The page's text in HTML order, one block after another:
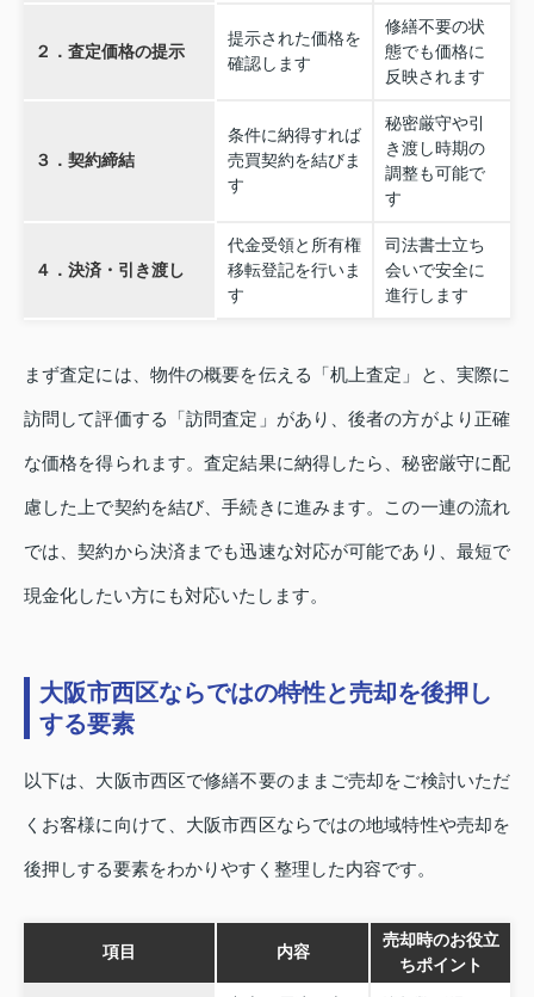
２．査定価格の提示
提示された価格を
確認します
修繕不要の状
態でも価格に
反映されます
３．契約締結
条件に納得すれば
売買契約を結びま
す
秘密厳守や引
き渡し時期の
調整も可能で
す
４．決済・引き渡し
代金受領と所有権
移転登記を行いま
す
司法書士立ち
会いで安全に
進行します
まず査定には、物件の概要を伝える「机上査定」と、実際に
訪問して評価する「訪問査定」があり、後者の方がより正確
な価格を得られます。査定結果に納得したら、秘密厳守に配
慮した上で契約を結び、手続きに進みます。この一連の流れ
では、契約から決済までも迅速な対応が可能であり、最短で
現金化したい方にも対応いたします。
大阪市西区ならではの特性と売却を後押し
する要素
以下は、大阪市西区で修繕不要のままご売却をご検討いただ
くお客様に向けて、大阪市西区ならではの地域特性や売却を
後押しする要素をわかりやすく整理した内容です。
項目 内容
売却時のお役立
ちポイント